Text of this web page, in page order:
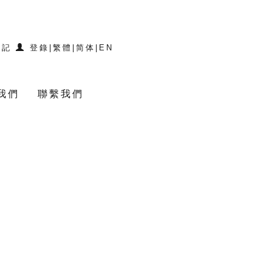
們 聯繫我們
記 登錄 |繁體 |简体 EN